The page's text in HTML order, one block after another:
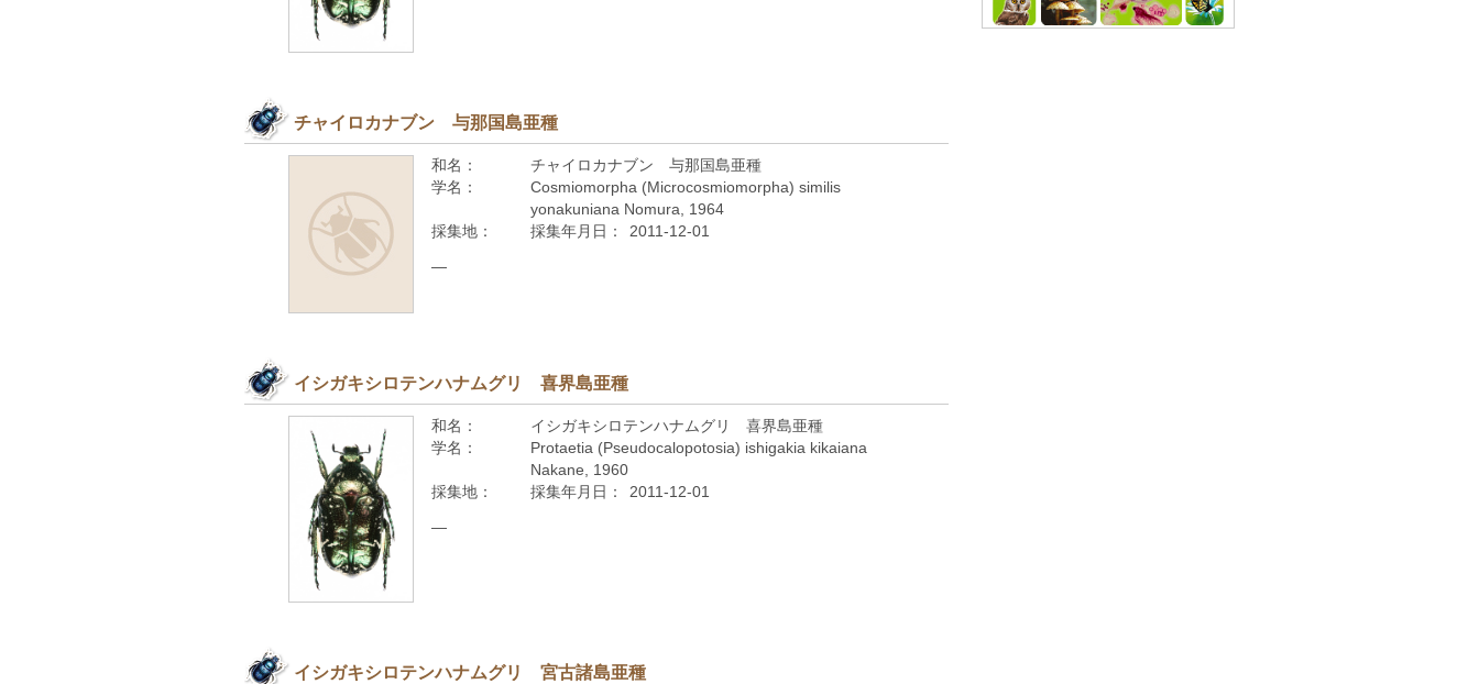
チャイロカナブン 与那国島亜種
和名：
チャイロカナブン 与那国島亜種
学名：
Cosmiomorpha (Microcosmiomorpha) similis
yonakuniana Nomura, 1964
採集地：
採集年月日： 2011-12-01
—
イシガキシロテンハナムグリ 喜界島亜種
和名：
イシガキシロテンハナムグリ 喜界島亜種
学名：
Protaetia (Pseudocalopotosia) ishigakia kikaiana
Nakane, 1960
採集地：
採集年月日： 2011-12-01
—
イシガキシロテンハナムグリ 宮古諸島亜種